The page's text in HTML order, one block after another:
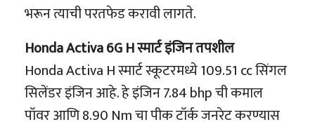
भरून त्याची परतफेड करावी लागते.
Honda Activa 6G H स्मार्ट इंजिन तपशील
Honda Activa H स्मार्ट स्कूटरमध्ये 109.51 cc सिंगल
सिलेंडर इंजिन आहे. हे इंजिन 7.84 bhp ची कमाल
पॉवर आणि 8.90 Nm चा पीक टॉर्क जनरेट करण्यास